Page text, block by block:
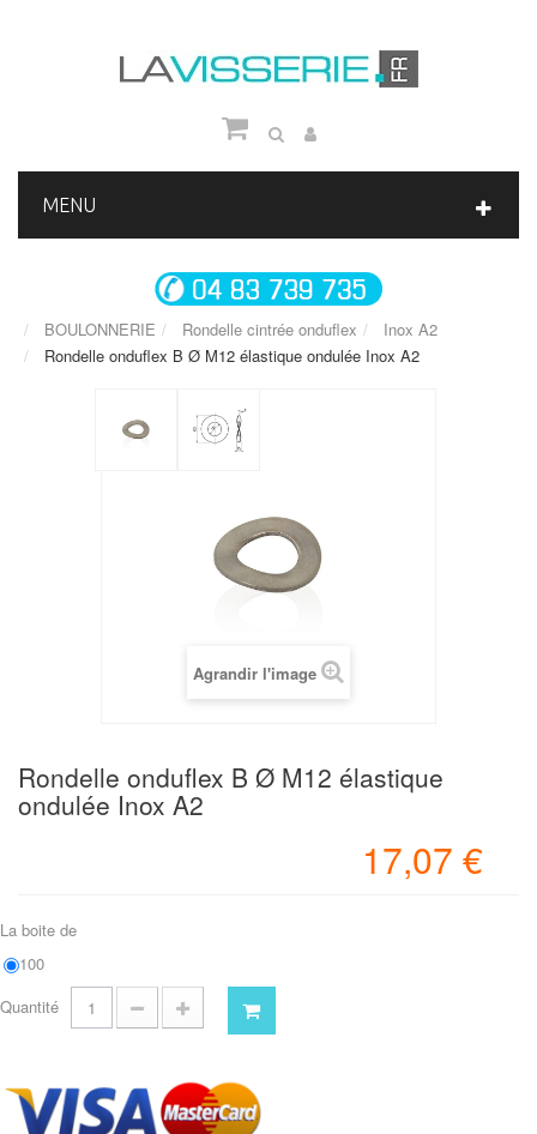
MENU
BOULONNERIE Rondelle cintrée onduflex
Inox A2
Rondelle onduflex B Ø M12 élastique ondulée Inox A2
Agrandir l'image
Rondelle onduflex B Ø M12 élastique
ondulée Inox A2
17,07 €
La boite de
100
Quantité